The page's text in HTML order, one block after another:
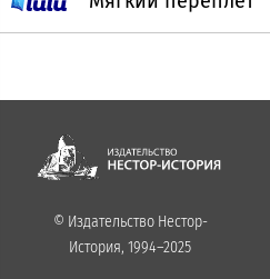
© Издательство Нестор-
История, 1994–2025